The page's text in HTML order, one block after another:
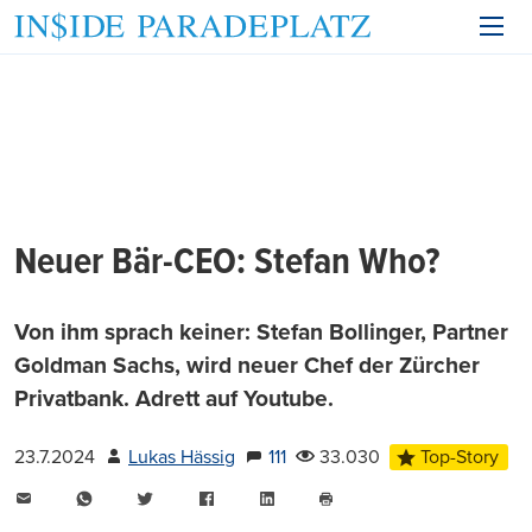
Neuer Bär-CEO: Stefan Who?
Von ihm sprach keiner: Stefan Bollinger, Partner
Goldman Sachs, wird neuer Chef der Zürcher
Privatbank. Adrett auf Youtube.
23.7.2024 Lukas Hässig 111 33.030
Top-Story
WhatsAppTwitter FacebookLinkedIn